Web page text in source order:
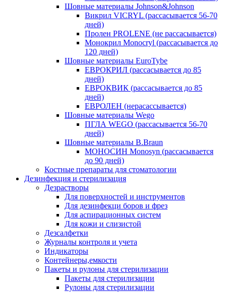
Шовные материалы Johnson&Johnson
Викрил VICRYL (рассасывается 56-70
дней)
Пролен PROLENE (не рассасывается)
Монокрил Monocryl (рассасывается до
120 дней)
Шовные материалы EuroTybe
ЕВРОКРИЛ (рассасывается до 85
дней)
ЕВРОКВИК (рассасывается до 85
дней)
ЕВРОЛЕН (нерасассывается)
Шовные материалы Wego
ПГЛА WEGO (рассасывается 56-70
дней)
Шовные материалы B.Braun
МОНОСИН Monosyn (рассасывается
до 90 дней)
Костные препараты для стоматологии
Дезинфекция и стерилизация
Дезрастворы
Для поверхностей и инструментов
Для дезинфекци боров и фрез
Для аспирационных систем
Для кожи и слизистой
Дезсалфетки
Журналы контроля и учета
Индикаторы
Контейнеры,емкости
Пакеты и рулоны для стерилизации
Пакеты для стерилизации
Рулоны для стерилизации